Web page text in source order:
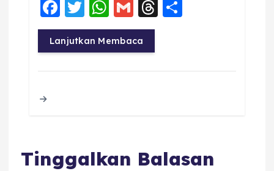
F
a
c
e
T
w
it
te
W
h
a
ts
G
m
ai
l
T
a re
Lanjutkan Membaca
Tinggalkan Balasan